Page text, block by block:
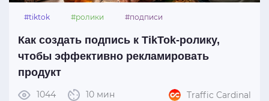
#tiktok #ролики #подписи
Как создать подпись к TikTok-ролику,
чтобы эффективно рекламировать
продукт
1044 10 мин Traffic Cardinal